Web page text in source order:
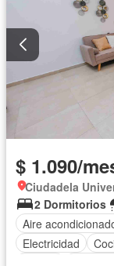
$ 1.090/
Ciudadela
2 Dormitorios
Aire
Electricidad